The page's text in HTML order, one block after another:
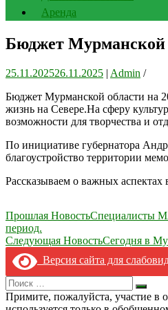
Аренда
Бюджет Мурманской
25.11.202526.11.2025 | Admin /
Бюджет Мурманской области на
жизнь на Севере.На сферу
возможности для творчества и
По инициативе губернатора
благоустройство территории
Рассказываем о важных аспектах
Навигация
по
записям
Прошлая НовостьСпециалисты
период.
Следующая НовостьСегодня в
Версия сайта для
Search
for:
Искать
Примите, пожалуйста, участие